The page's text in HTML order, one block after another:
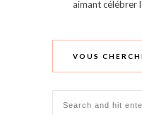
aimant célébrer
VOUS